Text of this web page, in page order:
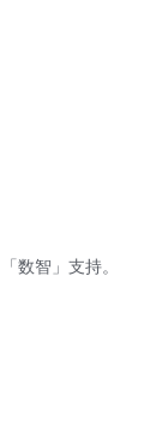
数智」支持。